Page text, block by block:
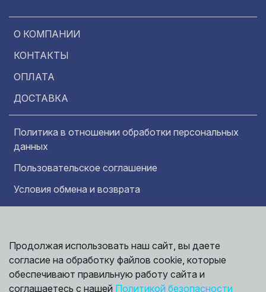
О КОМПАНИИ
КОНТАКТЫ
ОПЛАТА
ДОСТАВКА
Политика в отношении обработки персональных
данных
Пользовательское соглашение
Условия обмена и возврата
©
Информация представленная на сайте
носит исключительно ознакомительный
характер и ни при каких условиях не может
считаться публичной офертой. Точные
Продолжая использовать наш сайт, вы даете
согласие на обработку файлов cookie, которые
обеспечивают правильную работу сайта и
соглашаетесь с нашей Политикой безопасности